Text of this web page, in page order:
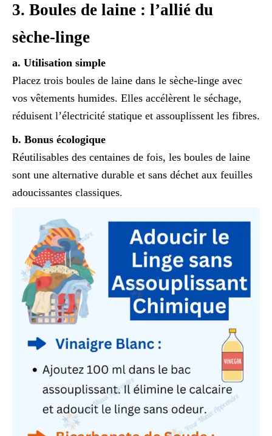
3. Boules de laine : l’allié du
sèche-linge
a. Utilisation simple
Placez trois boules de laine dans le sèche-linge avec
vos vêtements humides. Elles accélèrent le séchage,
réduisent l’électricité statique et assouplissent les fibres.
b. Bonus écologique
Réutilisables des centaines de fois, les boules de laine
sont une alternative durable et sans déchet aux feuilles
adoucissantes classiques.